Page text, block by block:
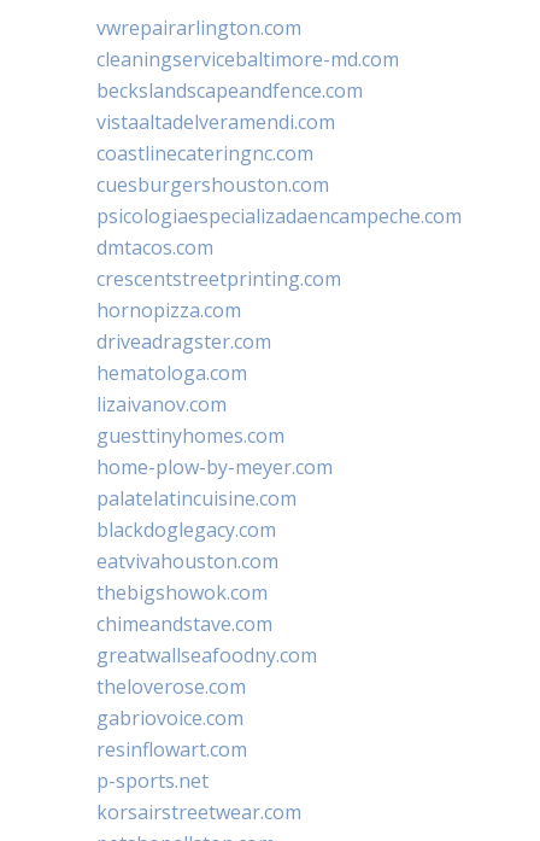
vwrepairarlington.com
cleaningservicebaltimore-md.com
beckslandscapeandfence.com
vistaaltadelveramendi.com
coastlinecateringnc.com
cuesburgershouston.com
psicologiaespecializadaencampeche.com
dmtacos.com
crescentstreetprinting.com
hornopizza.com
driveadragster.com
hematologa.com
lizaivanov.com
guesttinyhomes.com
home-plow-by-meyer.com
palatelatincuisine.com
blackdoglegacy.com
eatvivahouston.com
thebigshowok.com
chimeandstave.com
greatwallseafoodny.com
theloverose.com
gabriovoice.com
resinflowart.com
p-sports.net
korsairstreetwear.com